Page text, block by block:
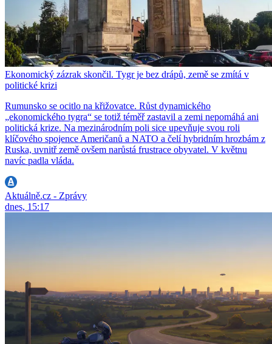
Ekonomický zázrak skončil. Tygr je bez drápů, země se zmítá v
politické krizi
Rumunsko se ocitlo na křižovatce. Růst dynamického
„ekonomického tygra“ se totiž téměř zastavil a zemi nepomáhá ani
politická krize. Na mezinárodním poli sice upevňuje svou roli
klíčového spojence Američanů a NATO a čelí hybridním hrozbám z
Ruska, uvnitř země ovšem narůstá frustrace obyvatel. V květnu
navíc padla vláda.
Aktuálně.cz - Zprávy
dnes, 15:17